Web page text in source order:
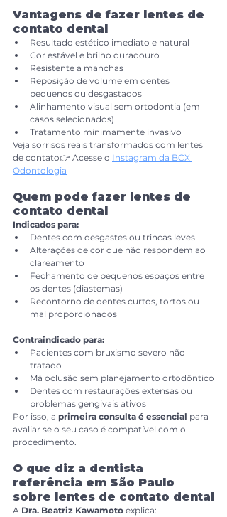
Vantagens de fazer lentes de
contato dental
Resultado estético imediato e natural
Cor estável e brilho duradouro
Resistente a manchas
Reposição de volume em dentes
pequenos ou desgastados
Alinhamento visual sem ortodontia (em
casos selecionados)
Tratamento minimamente invasivo
Veja sorrisos reais transformados com lentes
de contato👉 Acesse o Instagram da BCX
Odontologia
Quem pode fazer lentes de
contato dental
Indicados para:
Dentes com desgastes ou trincas leves
Alterações de cor que não respondem ao
clareamento
Fechamento de pequenos espaços entre
os dentes (diastemas)
Recontorno de dentes curtos, tortos ou
mal proporcionados
Contraindicado para:
Pacientes com bruxismo severo não
tratado
Má oclusão sem planejamento ortodôntico
Dentes com restaurações extensas ou
problemas gengivais ativos
Por isso, a primeira consulta é essencial para
avaliar se o seu caso é compatível com o
procedimento.
O que diz a dentista
referência em São Paulo
sobre lentes de contato dental
A Dra. Beatriz Kawamoto explica: